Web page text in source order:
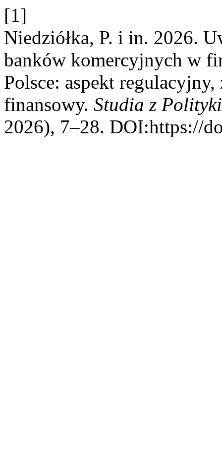
[1]
Niedziółka, P. i in. 2026.
banków komercyjnych w
Polsce: aspekt
finansowy. Studia z
2026), 7–28. DOI:https://